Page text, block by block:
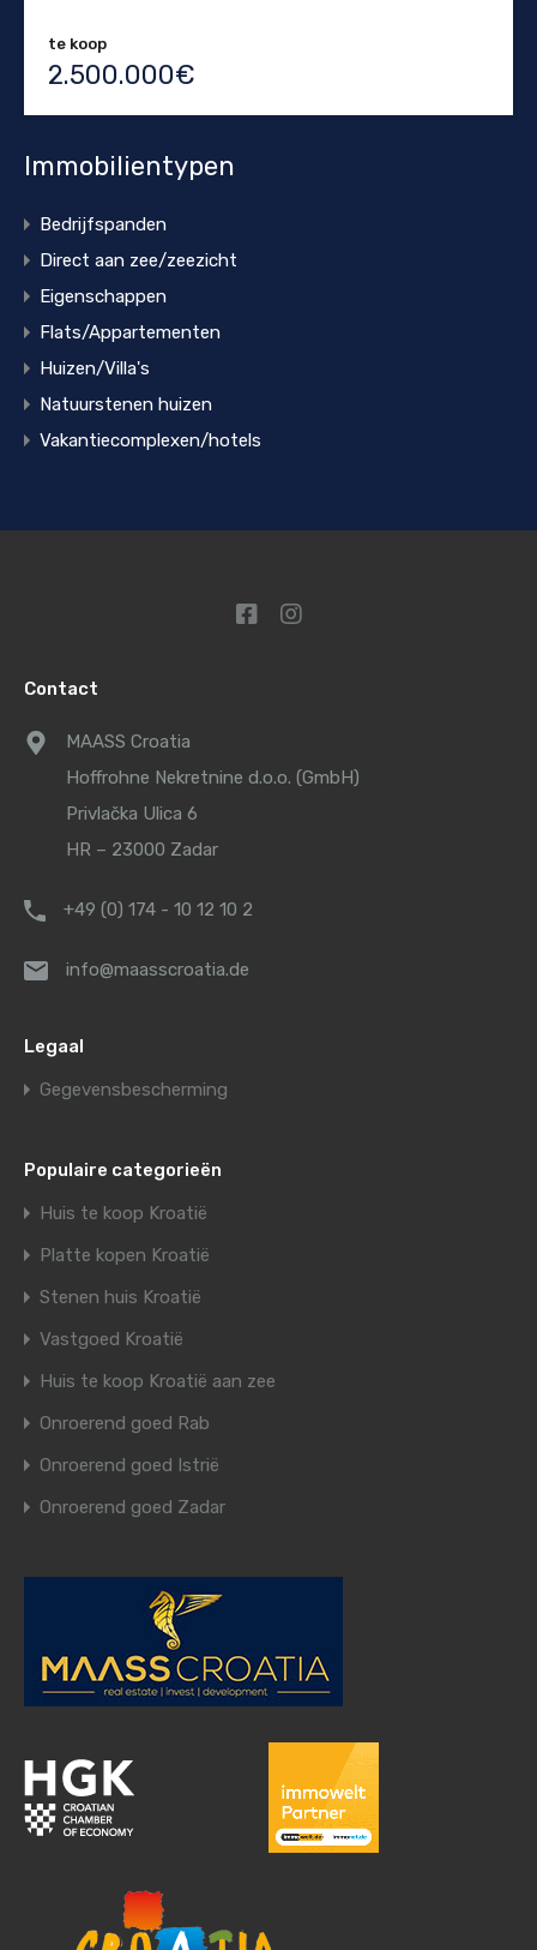
te koop
2.500.000€
Immobilientypen
Bedrijfspanden
Direct aan zee/zeezicht
Eigenschappen
Flats/Appartementen
Huizen/Villa's
Natuurstenen huizen
Vakantiecomplexen/hotels
Contact
MAASS Croatia
Hoffrohne Nekretnine d.o.o. (GmbH)
Privlačka Ulica 6
HR – 23000 Zadar
+49 (0) 174 - 10 12 10 2
info@maasscroatia.de
Legaal
Gegevensbescherming
Populaire categorieën
Huis te koop Kroatië
Platte kopen Kroatië
Stenen huis Kroatië
Vastgoed Kroatië
Huis te koop Kroatië aan zee
Onroerend goed Rab
Onroerend goed Istrië
Onroerend goed Zadar